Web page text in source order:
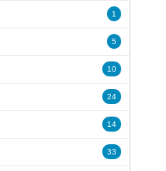
1
5
10
24
14
33